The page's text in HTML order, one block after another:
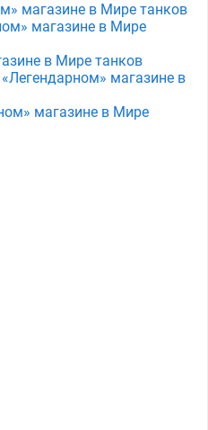
магазине в Мире танков
магазине в Мире
в Мире танков
магазине в
магазине в Мире